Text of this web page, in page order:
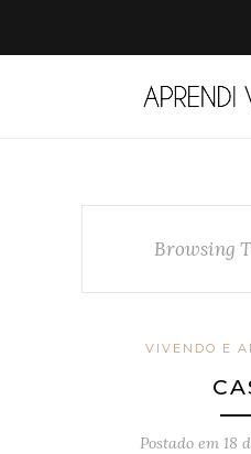
Browsing
VIVENDO E
Postado em 18